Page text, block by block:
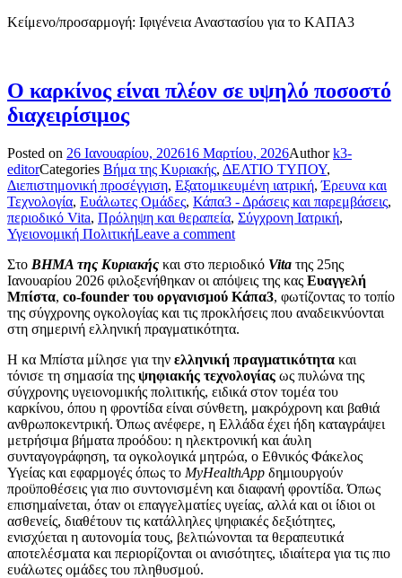
Κείμενο/προσαρμογή: Ιφιγένεια Αναστασίου για το ΚΑΠΑ3
Ο καρκίνος είναι πλέον σε υψηλό ποσοστό
διαχειρίσιμος
Posted on 26 Ιανουαρίου, 202616 Μαρτίου, 2026Authork3-
editorCategories Βήμα της Κυριακής, ΔΕΛΤΙΟ ΤΥΠΟΥ,
Διεπιστημονική προσέγγιση, Εξατομικευμένη ιατρική,Έρευνα και
Τεχνολογία, Ευάλωτες Ομάδες, Κάπα3 - Δράσεις και παρεμβάσεις,
περιοδικό Vita, Πρόληψη και θεραπεία, Σύγχρονη Ιατρική,
Υγειονομική ΠολιτικήLeave a comment
Στο ΒΗΜΑ της Κυριακής και στο περιοδικό Vita της 25ης
Ιανουαρίου 2026 φιλοξενήθηκαν οι απόψεις της κας Ευαγγελή
Μπίστα, co-founder του οργανισμού Κάπα3, φωτίζοντας το τοπίο
της σύγχρονης ογκολογίας και τις προκλήσεις που αναδεικνύονται
στη σημερινή ελληνική πραγματικότητα.
Η κα Μπίστα μίλησε για την ελληνική πραγματικότητα και
τόνισε τη σημασία της ψηφιακής τεχνολογίας ως πυλώνα της
σύγχρονης υγειονομικής πολιτικής, ειδικά στον τομέα του
καρκίνου, όπου η φροντίδα είναι σύνθετη, μακρόχρονη και βαθιά
ανθρωποκεντρική. Όπως ανέφερε, η Ελλάδα έχει ήδη καταγράψει
μετρήσιμα βήματα προόδου: η ηλεκτρονική και άυλη
συνταγογράφηση, τα ογκολογικά μητρώα, ο Εθνικός Φάκελος
Υγείας και εφαρμογές όπως το MyHealthApp δημιουργούν
προϋποθέσεις για πιο συντονισμένη και διαφανή φροντίδα. Όπως
επισημαίνεται, όταν οι επαγγελματίες υγείας, αλλά και οι ίδιοι οι
ασθενείς, διαθέτουν τις κατάλληλες ψηφιακές δεξιότητες,
ενισχύεται η αυτονομία τους, βελτιώνονται τα θεραπευτικά
αποτελέσματα και περιορίζονται οι ανισότητες, ιδιαίτερα για τις πιο
ευάλωτες ομάδες του πληθυσμού.